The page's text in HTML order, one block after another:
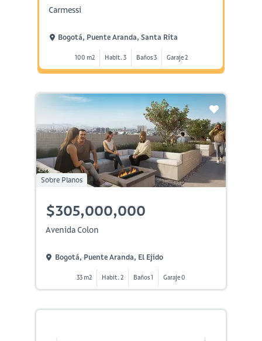
Carmessi
Bogotá, Puente Aranda, Santa Rita
100 m2 Habit. 3 Baños 3 Garaje 2
Sobre Planos
$305,000,000
Avenida Colon
Bogotá, Puente Aranda, El Ejido
33 m2 Habit. 2 Baños 1 Garaje 0